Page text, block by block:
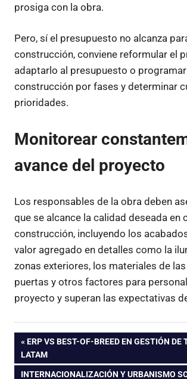
prosiga con la obra.
Pero, sí el presupuesto no alcanza
construcción, conviene reformular el
adaptarlo al presupuesto o
construcción por fases y determinar
prioridades.
Monitorear
avance del proyecto
Los responsables de la obra deben
que se alcance la calidad deseada en
construcción, incluyendo los
valor agregado en detalles como la
zonas exteriores, los materiales de
puertas y otros factores para
proyecto y superan las expectativas
Navegación
de
ENTRADA
ANTERIOR:
ERP VS BEST-OF-BREED EN GESTIÓN DE
LATAM
ENTRADA
INTERNACIONALIZACIÓN Y URBANISMO